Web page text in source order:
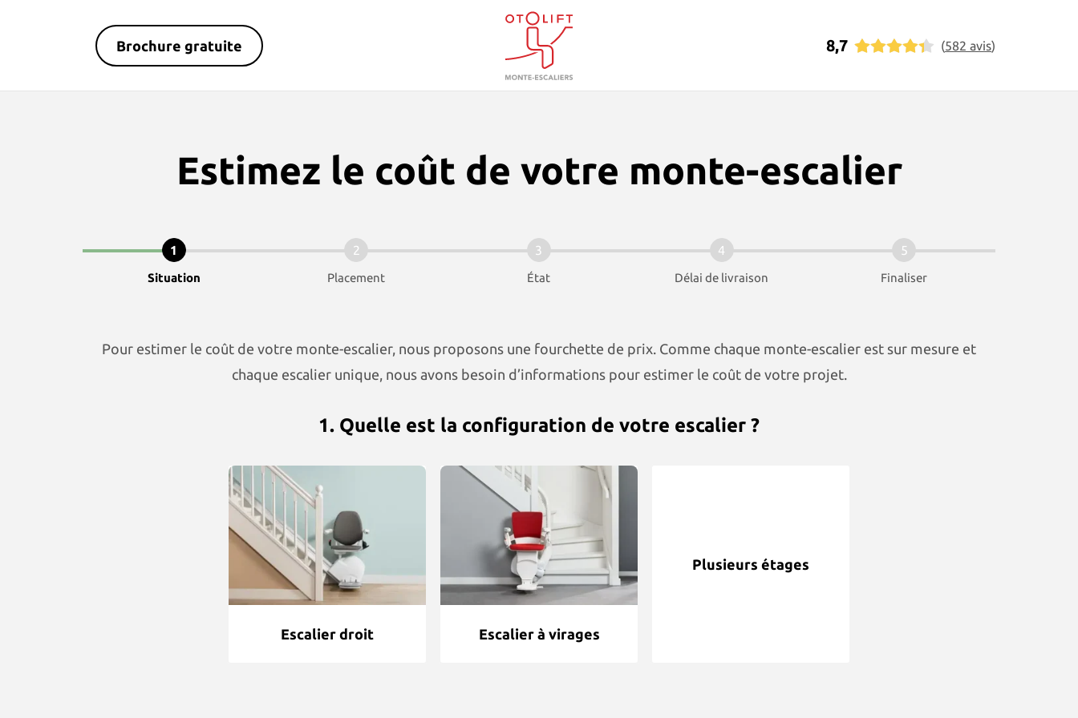
Brochure gratuite
Otolift Monte-escaliers
8,7 (582 avis)
Estimez le coût de votre monte-escalier
1
Situation
2
Placement
3
État
4
Délai de livraison
5
Finaliser
Pour estimer le coût de votre monte-escalier, nous proposons une fourchette de prix. Comme chaque monte-escalier est sur mesure et
chaque escalier unique, nous avons besoin d’informations pour estimer le coût de votre projet.
1. Quelle est la configuration de votre escalier ?
Escalier droit Escalier à virages
Plusieurs étages